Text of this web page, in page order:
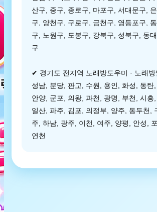
산구, 중구, 종로구, 마포구, 서대문구,
구, 양천구, 구로구, 금천구, 영등포구,
구, 노원구, 도봉구, 강북구, 성북구, 동
구
✔ 경기도 전지역 노래방도우미 · 노래방
성남, 분당, 판교, 수원, 용인, 화성, 동탄,
안양, 군포, 의왕, 과천, 광명, 부천, 시흥,
일산, 파주, 김포, 의정부, 양주, 동두천,
주, 하남, 광주, 이천, 여주, 양평, 안성,
연천